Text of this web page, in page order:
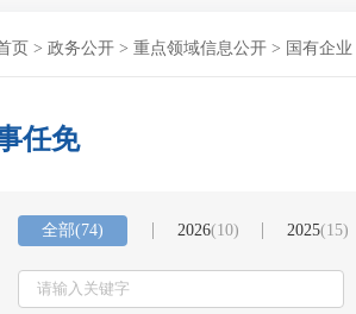
页 > 政务公开 > 重点领域信息公开 > 国有企业
任免
全部(74) 2026(10) 2025(15)